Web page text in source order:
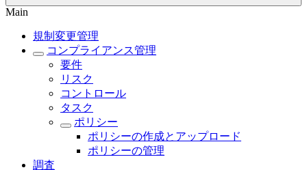
Main
規制変更管理
コンプライアンス管理
要件
リスク
コントロール
タスク
ポリシー
ポリシーの作成とアップロード
ポリシーの管理
調査